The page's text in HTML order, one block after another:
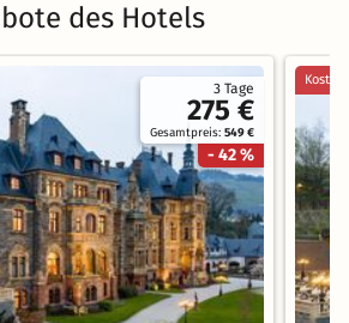
des Hotels
3 Tage
275 €
Gesamtpreis:549 €
- 42 %